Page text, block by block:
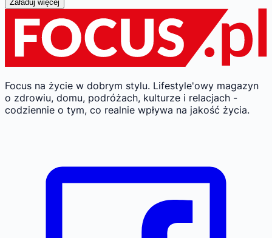
Załaduj więcej
Focus na życie w dobrym stylu. Lifestyle'owy magazyn
o zdrowiu, domu, podróżach, kulturze i relacjach -
codziennie o tym, co realnie wpływa na jakość życia.